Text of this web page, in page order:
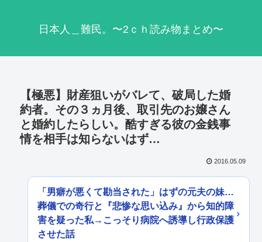
日本人＿難民。〜2ｃｈ読み物まとめ〜
【極悪】財産狙いがバレて、破局した婚
約者。その３ヵ月後、取引先のお嬢さん
と婚約したらしい。酷すぎる彼の金銭事
情を相手は知らないはず…
2016.05.09
「男癖が悪くて勘当された」はずの元夫の妹…
葬儀での奇行と『悲惨な思い込み』から知的障
害を疑った私→こっそり病院へ誘導し行政保護
させた話